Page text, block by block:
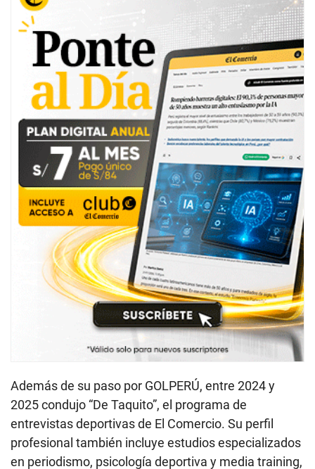
Además de su paso por GOLPERÚ, entre 2024 y
2025 condujo “De Taquito”, el programa de
entrevistas deportivas de El Comercio. Su perfil
profesional también incluye estudios especializados
en periodismo, psicología deportiva y media training,